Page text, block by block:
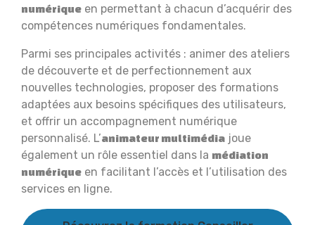
numérique en permettant à chacun d’acquérir des
compétences numériques fondamentales.
Parmi ses principales activités : animer des ateliers
de découverte et de perfectionnement aux
nouvelles technologies, proposer des formations
adaptées aux besoins spécifiques des utilisateurs,
et offrir un accompagnement numérique
personnalisé. L’animateur multimédia joue
également un rôle essentiel dans la médiation
numérique en facilitant l’accès et l’utilisation des
services en ligne.